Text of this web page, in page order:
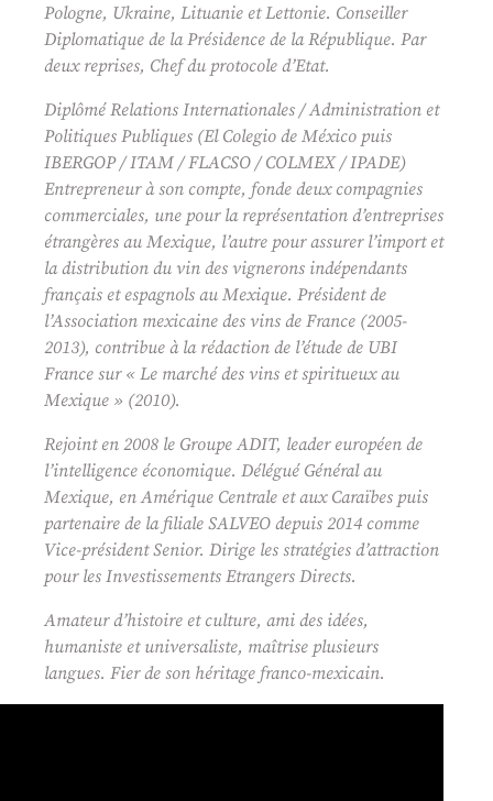
Pologne, Ukraine, Lituanie et Lettonie. Conseiller
Diplomatique de la Présidence de la République. Par
deux reprises, Chef du protocole d’Etat.
Diplômé Relations Internationales / Administration et
Politiques Publiques (El Colegio de México puis
IBERGOP / ITAM / FLACSO / COLMEX / IPADE)
Entrepreneur à son compte, fonde deux compagnies
commerciales, une pour la représentation d’entreprises
étrangères au Mexique, l’autre pour assurer l’import et
la distribution du vin des vignerons indépendants
français et espagnols au Mexique. Président de
l’Association mexicaine des vins de France (2005-
2013), contribue à la rédaction de l’étude de UBI
France sur « Le marché des vins et spiritueux au
Mexique » (2010).
Rejoint en 2008 le Groupe ADIT, leader européen de
l’intelligence économique. Délégué Général au
Mexique, en Amérique Centrale et aux Caraïbes puis
partenaire de la filiale SALVEO depuis 2014 comme
Vice-président Senior. Dirige les stratégies d’attraction
pour les Investissements Etrangers Directs.
Amateur d’histoire et culture, ami des idées,
humaniste et universaliste, maîtrise plusieurs
langues. Fier de son héritage franco-mexicain.